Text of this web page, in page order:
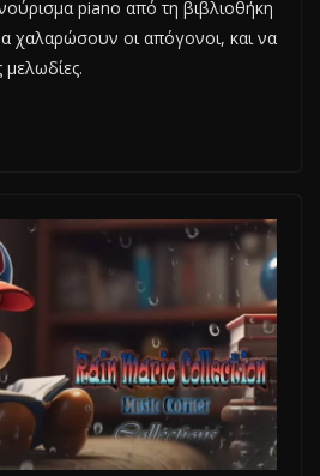
piano από τη βιβλιοθήκη
χαλαρώσουν οι απόγονοι, και να